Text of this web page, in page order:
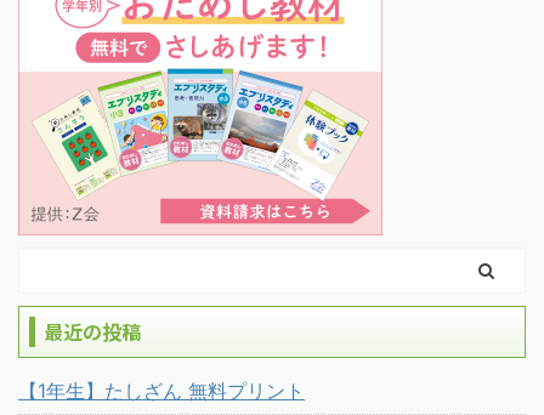
最近の投稿
【1年生】たしざん 無料プリント